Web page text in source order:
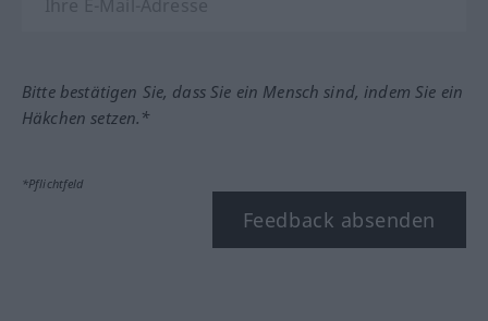
Bitte bestätigen Sie, dass Sie ein Mensch sind, indem Sie ein
Häkchen setzen.*
*Pflichtfeld
Feedback absenden